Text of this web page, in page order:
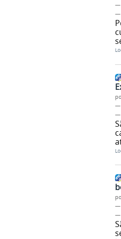
—
—
—
—
—
—